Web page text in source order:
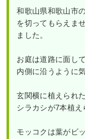
和歌山県和歌山市
を切ってもらえま
ました。
お庭は道路に面し
内側に沿うように
玄関横に植えられ
シラカシが7本植え
モッコクは葉がビ